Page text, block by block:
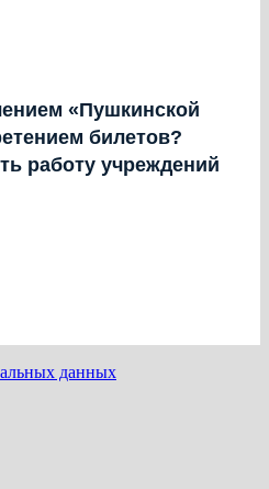
«Пушкинской
билетов?
работу учреждений
данных